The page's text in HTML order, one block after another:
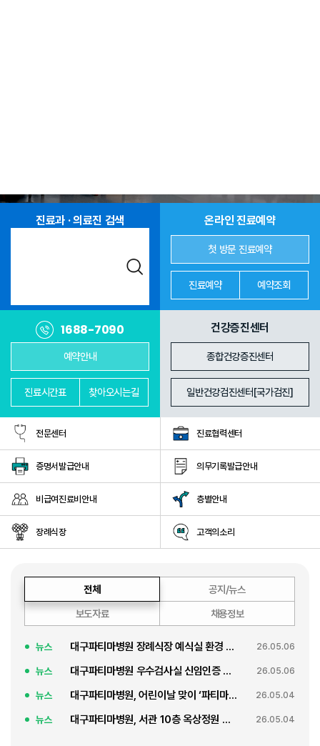
진료과 · 의료진 검색
진료과 의료진
온라인 진료예약
첫 방문 진료예약
진료예약 예약조회
1688-7090
예약안내
진료시간표 찾아오시는길
건강증진센터
종합건강증진센터
일반건강검진센터[국가검진]
전문센터 진료협력센터
증명서발급안내 의무기록발급안내
비급여진료비안내 층별안내
장례식장 고객의소리
전체
뉴스 대구파티마병원 장례식장 예식실 환경 개선 26.05.06
뉴스 대구파티마병원 우수검사실 신임인증 획득 26.05.06
뉴스 대구파티마병원, 어린이날 맞이 ‘파티마 어린이날 행사’ 진행 26.05.04
뉴스 대구파티마병원, 서관 10층 옥상정원 오픈 축복식 26.05.04
공지/뉴스
보도자료
채용정보